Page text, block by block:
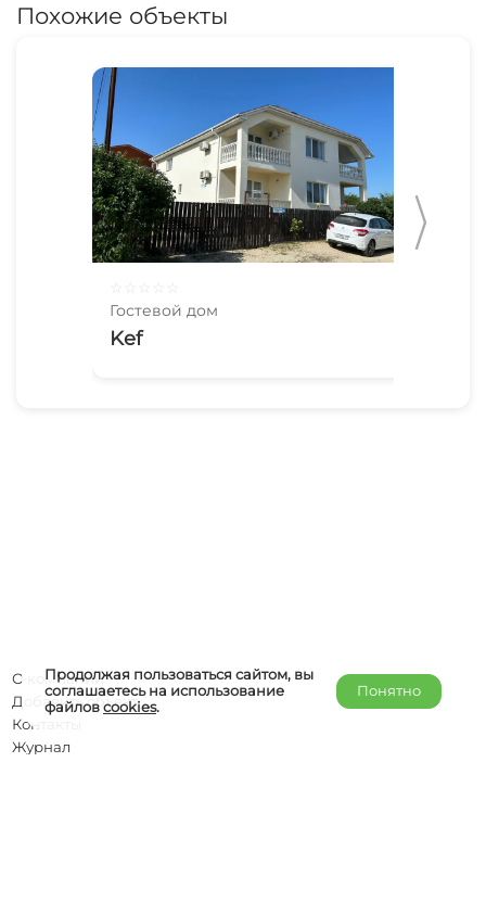
Похожие объекты
Гостевой дом
Kef
Продолжая пользоваться сайтом, вы
соглашаетесь на использование
файловcookies.
Понятно
О компании
Добавить объект
Контакты
Журнал